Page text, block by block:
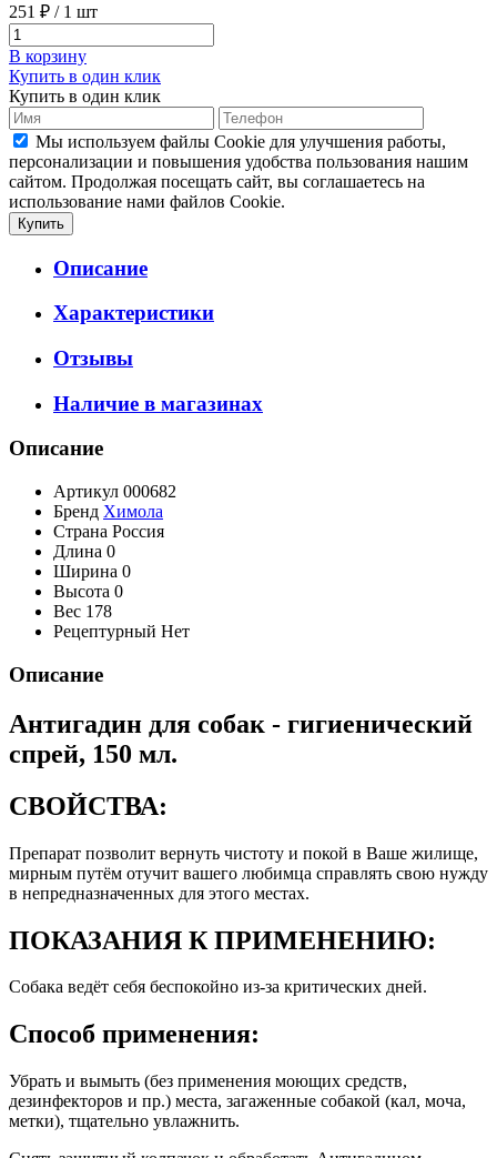
251 ₽ / 1 шт
В корзину
Купить в один клик
Купить в один клик
Мы используем файлы Cookie для улучшения работы,
персонализации и повышения удобства пользования нашим
сайтом. Продолжая посещать сайт, вы соглашаетесь на
использование нами файлов Cookie.
Описание
Характеристики
Отзывы
Наличие в магазинах
Описание
Артикул 000682
Бренд Химола
Страна Россия
Длина 0
Ширина 0
Высота 0
Вес 178
Рецептурный Нет
Описание
Антигадин для собак - гигиенический
спрей, 150 мл.
СВОЙСТВА:
Препарат позволит вернуть чистоту и покой в Ваше жилище,
мирным путём отучит вашего любимца справлять свою нужду
в непредназначенных для этого местах.
ПОКАЗАНИЯ К ПРИМЕНЕНИЮ:
Собака ведёт себя беспокойно из-за критических дней.
Способ применения:
Убрать и вымыть (без применения моющих средств,
дезинфекторов и пр.) места, загаженные собакой (кал, моча,
метки), тщательно увлажнить.